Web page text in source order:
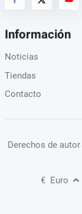
Información
Noticias
Tiendas
Contacto
Derechos de autor
€ Euro